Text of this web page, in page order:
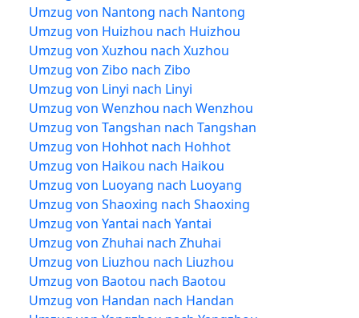
Umzug von Nantong nach Nantong
Umzug von Huizhou nach Huizhou
Umzug von Xuzhou nach Xuzhou
Umzug von Zibo nach Zibo
Umzug von Linyi nach Linyi
Umzug von Wenzhou nach Wenzhou
Umzug von Tangshan nach Tangshan
Umzug von Hohhot nach Hohhot
Umzug von Haikou nach Haikou
Umzug von Luoyang nach Luoyang
Umzug von Shaoxing nach Shaoxing
Umzug von Yantai nach Yantai
Umzug von Zhuhai nach Zhuhai
Umzug von Liuzhou nach Liuzhou
Umzug von Baotou nach Baotou
Umzug von Handan nach Handan